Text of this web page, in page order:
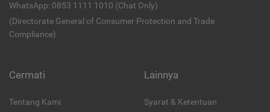
WhatsApp: 0853 1111 1010 (Chat Only)
(Directorate General of Consumer Protection and Trade
Compliance)
Cermati
Tentang Kami
Lainnya
Syarat & Ketentuan